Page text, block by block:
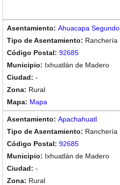
Ahuacapa Segundo
Ranchería
92685
Ixhuatlán de Madero
-
Rural
Mapa
Apachahuatl
Ranchería
92685
Ixhuatlán de Madero
-
Rural